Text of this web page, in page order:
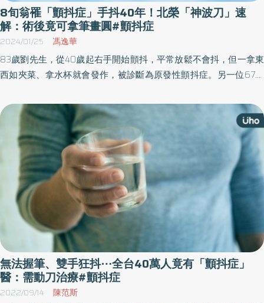
8旬翁罹「顫抖症」手抖40年！北榮「神波刀」速
解：術後竟可拿筆畫圓#顫抖症
2024/01/25 馮逸華
83歲劉先生，從40歲起右手開始顫抖，平常放鬆不會抖，但一拿東
西如夾菜、拿水杯就會發作，被診斷為原發性顫抖症。另一位67歲
抖動，導致握筆寫字也越寫越小，用藥也無法改善症狀。所幸，經
台北榮總神經科團隊神波刀治療後，術後手抖問題皆已改善，得以
順利畫圓、簽名寫字。
無法握筆、雙手狂抖⋯全台40萬人竟有「顫抖症」
醫：需動刀治療#顫抖症
2022/09/14 陳范斯